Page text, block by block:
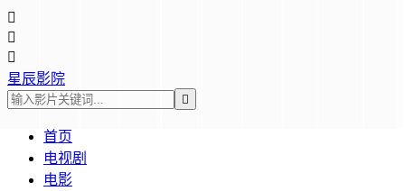



星辰影院

首页
电视剧
电影